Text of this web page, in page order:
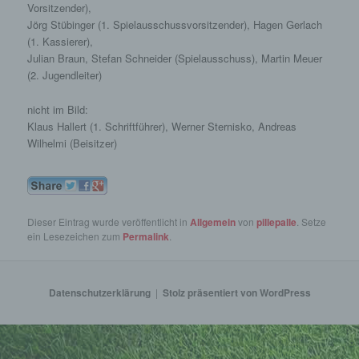
Vorsitzender),
Jörg Stübinger (1. Spielausschussvorsitzender), Hagen Gerlach
(1. Kassierer),
Julian Braun, Stefan Schneider (Spielausschuss), Martin Meuer
(2. Jugendleiter)
nicht im Bild:
Klaus Hallert (1. Schriftführer), Werner Sternisko, Andreas
Wilhelmi (Beisitzer)
Dieser Eintrag wurde veröffentlicht in Allgemeinvonpillepalle . Setze
ein Lesezeichen zum Permalink
Datenschutzerklärung Stolz präsentiert von WordPress
diesem Grund steht es jeder betroffenen Person
frei, personenbezogene Daten auch auf
alternativen Wegen, beispielsweise telefonisch, an
uns zu übermitteln.
durch den Europäischen Richtlinien- und Verordnungsgeber
beim Erlass der Datenschutz-Grundverordnung (DS-GVO)
Geschäftspartner einfach lesbar und verständlich sein. Um
dies zu gewährleisten, möchten wir vorab die verwendeten
Wir verwenden in dieser Datenschutzerklärung
Personenbezogene Daten sind alle Informationen, die